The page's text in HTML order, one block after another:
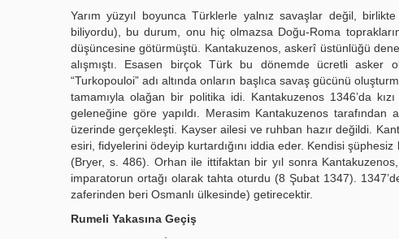
Yarım yüzyıl boyunca Türklerle yalnız savaşlar değil,
biliyordu), bu durum, onu hiç olmazsa Doğu-Roma
düşüncesine götürmüştü. Kantakuzenos, askerî üstünlüğü
alışmıştı. Esasen birçok Türk bu dönemde ücretli asker
“Turkopouloi” adı altında onların başlıca savaş gücünü
tamamıyla olağan bir politika idi. Kantakuzenos 1346’da
geleneğine göre yapıldı. Merasim Kantakuzenos tarafından
üzerinde gerçekleşti. Kayser ailesi ve ruhban hazır değildi.
esiri, fidyelerini ödeyip kurtardığını iddia eder. Kendisi
(Bryer, s. 486). Orhan ile ittifaktan bir yıl sonra
imparatorun ortağı olarak tahta oturdu (8 Şubat 1347).
zaferinden beri Osmanlı ülkesinde) getirecektir.
Rumeli Yakasına Geçiş